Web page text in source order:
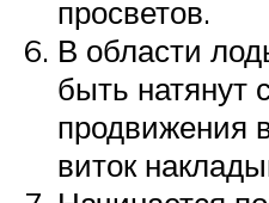
просветов.
В области
быть натянут
продвижения
виток